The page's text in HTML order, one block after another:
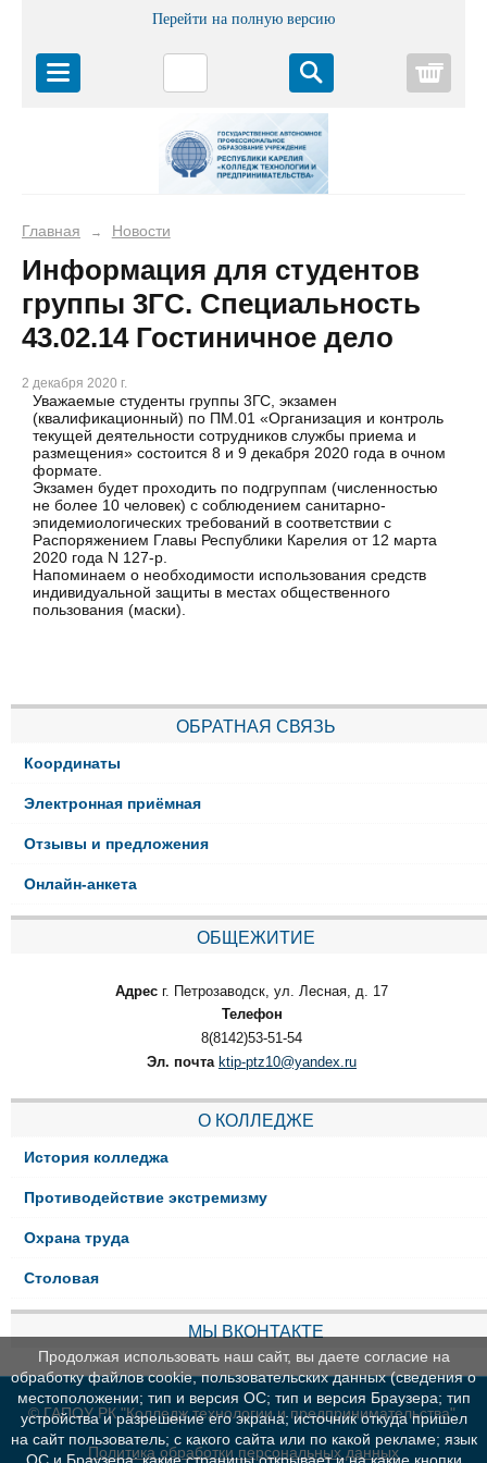
Перейти на полную версию
Главная → Новости
Информация для студентов
группы 3ГС. Специальность
43.02.14 Гостиничное дело
2 декабря 2020 г.
Уважаемые студенты группы 3ГС, экзамен
(квалификационный) по ПМ.01 «Организация и контроль
текущей деятельности сотрудников службы приема и
размещения» состоится 8 и 9 декабря 2020 года в очном
формате.
Экзамен будет проходить по подгруппам (численностью
не более 10 человек) с соблюдением санитарно-
эпидемиологических требований в соответствии с
Распоряжением Главы Республики Карелия от 12 марта
2020 года N 127-р.
Напоминаем о необходимости использования средств
индивидуальной защиты в местах общественного
пользования (маски).
ОБРАТНАЯ СВЯЗЬ
Координаты
Электронная приёмная
Отзывы и предложения
Онлайн-анкета
ОБЩЕЖИТИЕ
Адрес г. Петрозаводск, ул. Лесная, д. 17
Телефон
8(8142)53-51-54
Эл. почта ktip-ptz10@yandex.ru
О КОЛЛЕДЖЕ
История колледжа
Противодействие экстремизму
Охрана труда
Столовая
МЫ ВКОНТАКТЕ
© ГАПОУ РК "Колледж технологии и предпринимательства"
Политика обработки персональных данных
Продолжая использовать наш сайт, вы даете согласие на
обработку файлов cookie, пользовательских данных (сведения о
местоположении; тип и версия ОС; тип и версия Браузера; тип
устройства и разрешение его экрана; источник откуда пришел
на сайт пользователь; с какого сайта или по какой рекламе; язык